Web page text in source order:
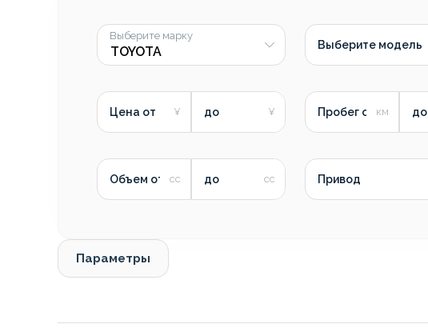
Выберите марку
Выберите модель
Цена от до Пробег от до
Объем от до Привод
Параметры